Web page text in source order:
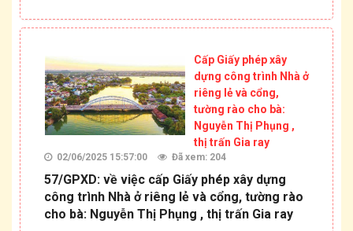
Cấp Giấy phép xây
dựng công trình Nhà ở
riêng lẻ và cổng,
tường rào cho bà:
Nguyễn Thị Phụng ,
thị trấn Gia ray
02/06/2025 15:57:00 Đã xem: 204
57/GPXD: về việc cấp Giấy phép xây dựng
công trình Nhà ở riêng lẻ và cổng, tường rào
cho bà: Nguyễn Thị Phụng , thị trấn Gia ray
Thông báo Niêm yết công khai thông tin mất Giấy
chứng nhận quyền sử dụng đất của ông Đỗ Thành
Kính và bà Trần Thị Yến